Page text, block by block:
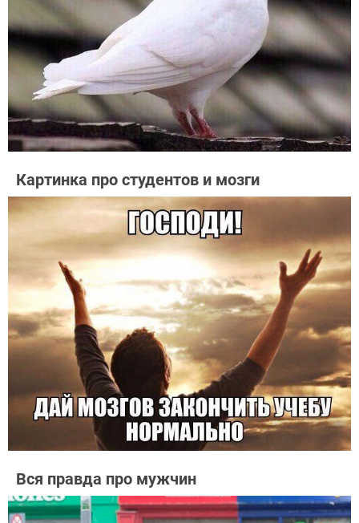
Картинка про студентов и мозги
Вся правда про мужчин